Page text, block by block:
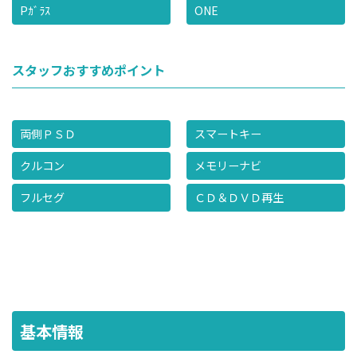
Pｶﾞﾗｽ
ONE
スタッフおすすめポイント
両側ＰＳＤ
スマートキー
クルコン
メモリーナビ
フルセグ
ＣＤ＆ＤＶＤ再生
基本情報